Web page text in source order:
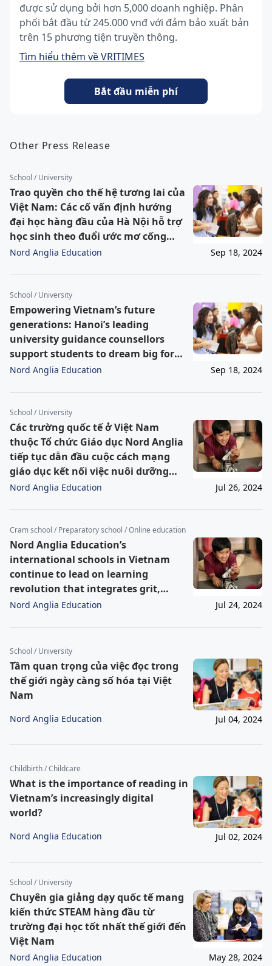
được sử dụng bởi hơn 5,000 doanh nghiệp. Phân
phối bắt đầu từ 245.000 vnđ với đảm bảo xuất bản
trên 15 phương tiện truyền thông.
Tìm hiểu thêm về VRITIMES
Bắt đầu miễn phí
Other Press Release
School / University
Trao quyền cho thế hệ tương lai của
Việt Nam: Các cố vấn định hướng
đại học hàng đầu của Hà Nội hỗ trợ
học sinh theo đuổi ước mơ cống
hiến cho đất nước
Nord Anglia Education Sep 18, 2024
School / University
Empowering Vietnam’s future
generations: Hanoi’s leading
university guidance counsellors
support students to dream big for
their country
Nord Anglia Education Sep 18, 2024
School / University
Các trường quốc tế ở Việt Nam
thuộc Tổ chức Giáo dục Nord Anglia
tiếp tục dẫn đầu cuộc cách mạng
giáo dục kết nối việc nuôi dưỡng
lòng can đảm, khả năng phát triển
Nord Anglia Education Jul 26, 2024
Cram school / Preparatory school / Online education
Nord Anglia Education’s
international schools in Vietnam
continue to lead on learning
revolution that integrates grit,
growth and passion to drive
Nord Anglia Education Jul 24, 2024
School / University
Tầm quan trọng của việc đọc trong
thế giới ngày càng số hóa tại Việt
Nam
Nord Anglia Education Jul 04, 2024
Childbirth / Childcare
What is the importance of reading in
Vietnam’s increasingly digital
world?
Nord Anglia Education Jul 02, 2024
School / University
Chuyên gia giảng dạy quốc tế mang
kiến thức STEAM hàng đầu từ
trường đại học tốt nhất thế giới đến
Việt Nam
Nord Anglia Education May 28, 2024